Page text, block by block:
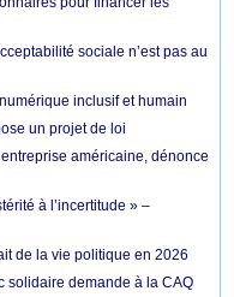
sociale n’est pas au
inclusif et humain
un projet de loi
américaine, dénonce
à l’incertitude » –
de la vie politique en 2026
solidaire demande à la CAQ